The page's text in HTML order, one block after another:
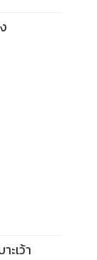
ะเว้า